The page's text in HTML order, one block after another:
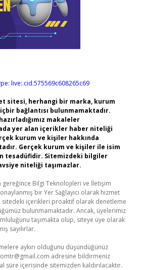
live:.cid.575569c608265c69
sitesi, herhangi bir marka, kurum
bağlantısı bulunmamaktadır.
makaleler
yer alan içerikler haber niteliği
kurum ve kişiler hakkında
Gerçek kurum ve kişiler ile isim
tesadüfidir. Sitemizdeki bilgiler
niteliği taşımazlar.
gereğince Bilgi Teknolojileri ve İletişim
bir Yer Sağlayıcı olarak hizmet
içerikleri proaktif olarak denetleme
bulunmamaktadır. Ancak, üyelerimiz
taşımakta olup, siteye üye olarak
sayılırlar.
aykırı olduğunu düşündüğünüz
adresine bildirmeniz
süre içerisinde sitemizden kaldırılacaktır.